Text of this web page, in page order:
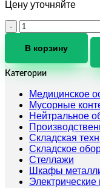
Цену уточняйте
Количество
товара
Дизельный
LG25DT
В корзину
Категории
Медицинское
Мусорные
Нейтральное
Складская
Складское
Стеллажи
Шкафы